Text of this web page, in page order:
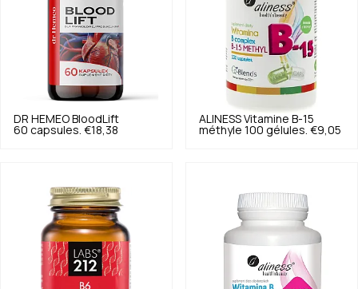
DR HEMEO BloodLift
60 capsules. €18,38
ALINESS Vitamine B-15
méthyle 100 gélules. €9,05